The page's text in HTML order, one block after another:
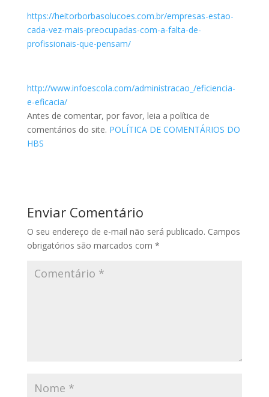
https://heitorborbasolucoes.com.br/empresas-estao-
cada-vez-mais-preocupadas-com-a-falta-de-
profissionais-que-pensam/
http://www.infoescola.com/administracao_/eficiencia-
e-eficacia/
Antes de comentar, por favor, leia a política de
comentários do site. POLÍTICA DE COMENTÁRIOS DO
HBS
Enviar Comentário
O seu endereço de e-mail não será publicado. Campos
obrigatórios são marcados com *